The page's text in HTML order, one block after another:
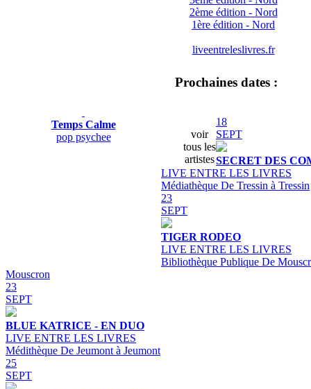
Temps Calme
pop psychee
voir
tous les
artistes
2ème édition - Nord
1ère édition - Nord
liveentreleslivres.fr
Prochaines dates :
18
SEPT
SECRET DES
LIVE ENTRE LES LIVRES
Médiathèque De Tressin à Tressin
23
SEPT
TIGER RODEO
LIVE ENTRE LES LIVRES
Bibliothèque Publique De
Mouscron
23
SEPT
BLUE KATRICE - EN DUO
LIVE ENTRE LES LIVRES
Médithèque De Jeumont à Jeumont
25
SEPT